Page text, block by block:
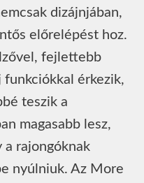
dizájnjában,
előrelépést hoz.
fejlettebb
funkciókkal érkezik,
teszik a
magasabb lesz,
a rajongóknak
nyúlniuk. Az More